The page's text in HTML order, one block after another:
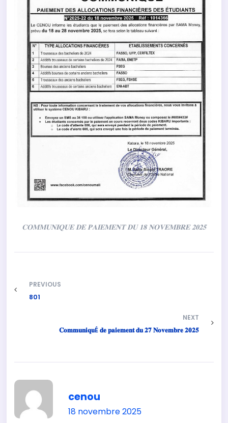
𝐂𝐎𝐌𝐌𝐔𝐍𝐈𝐐𝐔𝐄 𝐃𝐄 𝐏𝐀𝐈𝐄𝐌𝐄𝐍𝐓 𝐃𝐔 𝟏𝟖 𝐍𝐎𝐕𝐄𝐌𝐁𝐑𝐄 𝟐𝟎𝟐𝟓
PREVIOUS
801
NEXT
𝐂𝐨𝐦𝐦𝐮𝐧𝐢𝐪𝐮É 𝐝𝐞 𝐩𝐚𝐢𝐞𝐦𝐞𝐧𝐭 𝐝𝐮 𝟐𝟕 𝐍𝐨𝐯𝐞𝐦𝐛𝐫𝐞 𝟐𝟎𝟐𝟓
cenou
18 novembre 2025